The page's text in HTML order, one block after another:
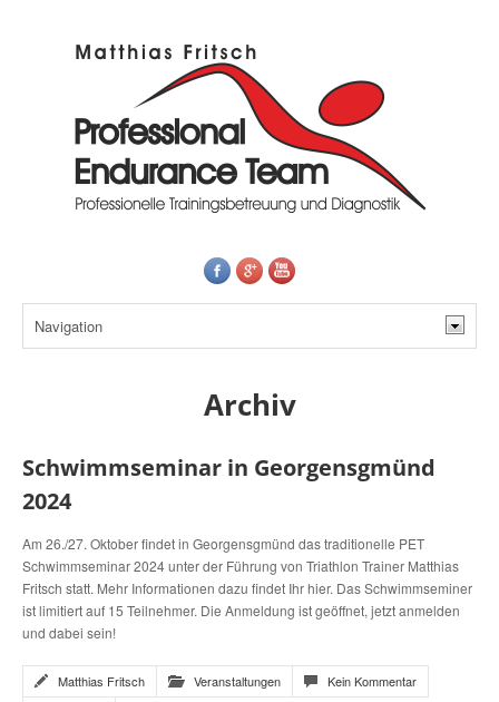
Archiv
Schwimmseminar in Georgensgmünd
2024
Am 26./27. Oktober findet in Georgensgmünd das traditionelle PET
Schwimmseminar 2024 unter der Führung von Triathlon Trainer Matthias
Fritsch statt. Mehr Informationen dazu findet Ihr hier. Das Schwimmseminer
ist limitiert auf 15 Teilnehmer. Die Anmeldung ist geöffnet, jetzt anmelden
und dabei sein!
Matthias Fritsch Veranstaltungen
Kein Kommentar